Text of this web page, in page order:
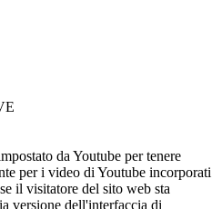
da Youtube per tenere
per i video di Youtube incorporati
il visitatore del sito web sta
versione dell'interfaccia di